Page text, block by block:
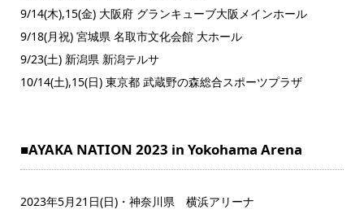
9/14(木),15(金) 大阪府 グランキューブ大阪メインホール
9/18(月祝) 宮城県 名取市文化会館 大ホール
9/23(土) 新潟県 新潟テルサ
10/14(土),15(日) 東京都 武蔵野の森総合スポーツプラザ
■AYAKA NATION 2023 in Yokohama Arena
2023年5月21日(日)・神奈川県 横浜アリーナ